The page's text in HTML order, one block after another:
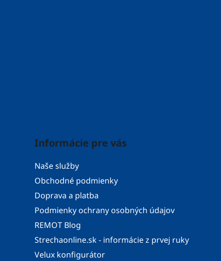
Informácie pre vás
Naše služby
Obchodné podmienky
Doprava a platba
Podmienky ochrany osobných údajov
REMOT Blog
Strechaonline.sk - informácie z prvej ruky
Velux konfigurátor